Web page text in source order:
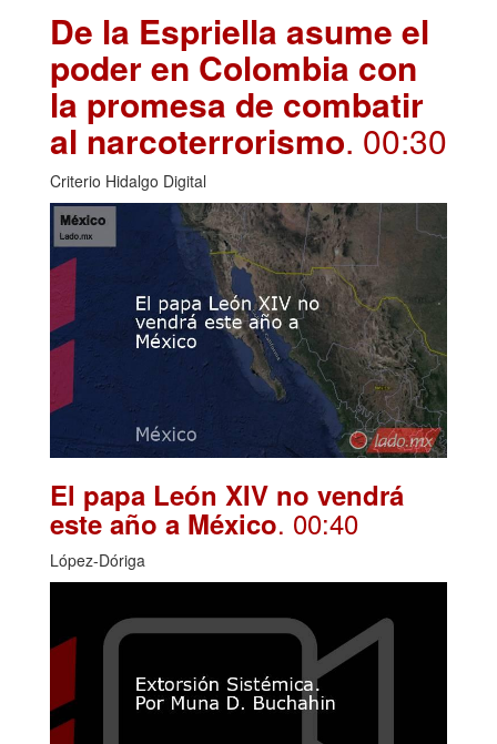
De la Espriella asume el
poder en Colombia con
la promesa de combatir
al narcoterrorismo. 00:30
Criterio Hidalgo Digital
El papa León XIV no vendrá
este año a México. 00:40
López-Dóriga